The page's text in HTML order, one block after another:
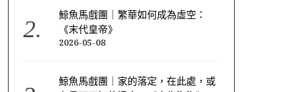
鯨魚馬戲團｜繁華如何成為虛空：
《末代皇帝》
2026-05-08
鯨魚馬戲團｜家的落定，在此處，或